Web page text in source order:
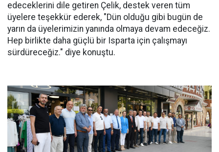
edeceklerini dile getiren Çelik, destek veren tüm
üyelere teşekkür ederek, "Dün olduğu gibi bugün de
yarın da üyelerimizin yanında olmaya devam edeceğiz.
Hep birlikte daha güçlü bir Isparta için çalışmayı
sürdüreceğiz." diye konuştu.